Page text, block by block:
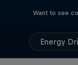
Want to see
Energy